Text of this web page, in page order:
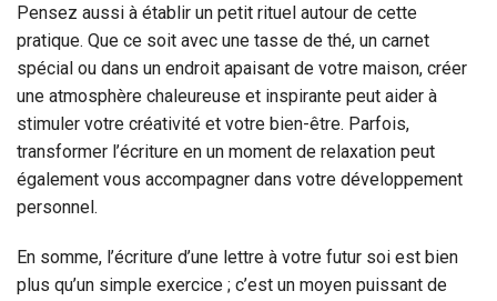
Pensez aussi à établir un petit rituel autour de cette
pratique. Que ce soit avec une tasse de thé, un carnet
spécial ou dans un endroit apaisant de votre maison, créer
une atmosphère chaleureuse et inspirante peut aider à
stimuler votre créativité et votre bien-être. Parfois,
transformer l’écriture en un moment de relaxation peut
également vous accompagner dans votre développement
personnel.
En somme, l’écriture d’une lettre à votre futur soi est bien
plus qu’un simple exercice ; c’est un moyen puissant de